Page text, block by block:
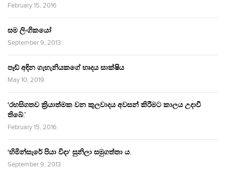
February 15, 2016
සම ලිංගිකයෝ
September 9, 2013
පෑඩ් අඳින ගැහැනියකගේ හෘදය සාක්ෂිය
May 10, 2019
‘රහසිගතව ක්‍රියාත්මක වන කුලවාදය අවසන් කිරීමට කාලය උදාවී
තිබේ.’
February 15, 2016
‘හිමින්සැරේ පියා විදා‘ සුනිලා සමුගත්තා ය.
September 9, 2013